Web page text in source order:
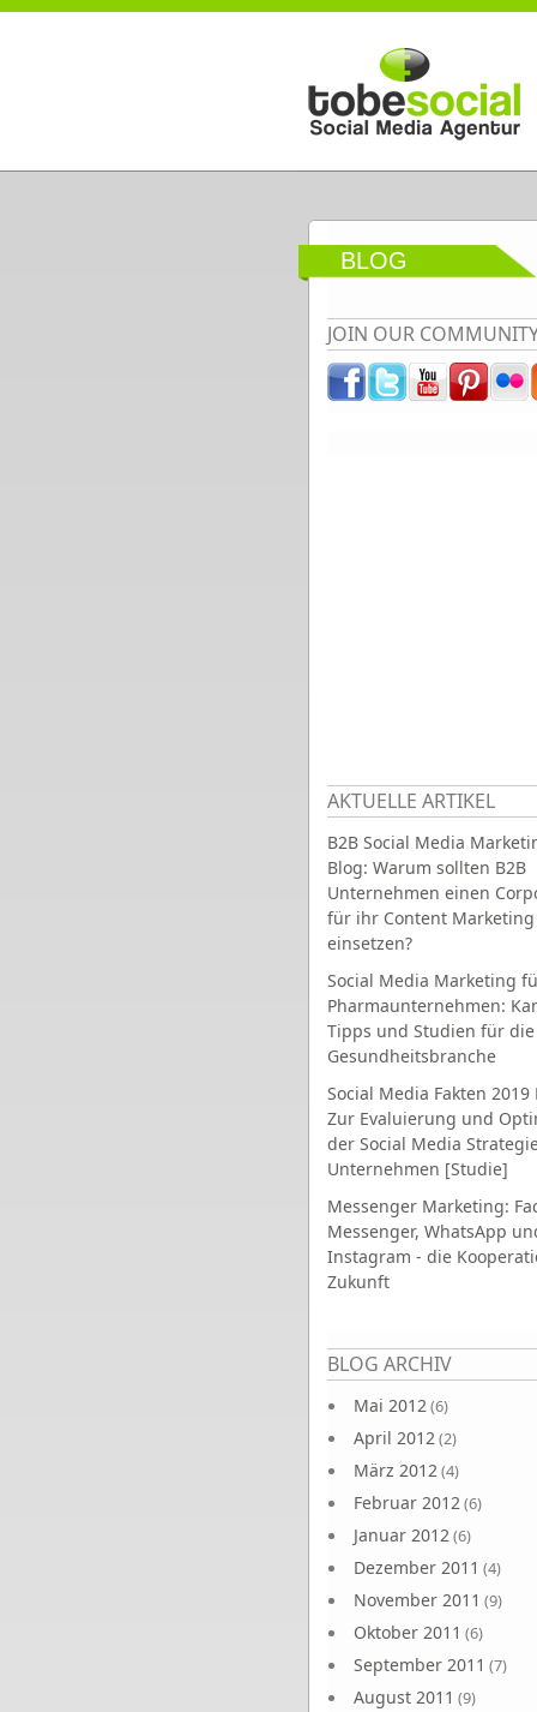
Direkt zum Inhalt
BLOG
JOIN OUR
AKTUELLE ARTIKEL
B2B Social Media
Blog: Warum sollten B2B
Unternehmen einen
für ihr Content Marketing
einsetzen?
Social Media Marketing
Pharmaunternehmen:
Tipps und Studien für die
Gesundheitsbranche
Social Media Fakten 2019
Zur Evaluierung und
der Social Media
Unternehmen [Studie]
Messenger Marketing:
Messenger, WhatsApp
Instagram - die
Zukunft
BLOG ARCHIV
Mai 2012(6)
April 2012(2)
März 2012(4)
Februar 2012(6)
Januar 2012(6)
Dezember 2011 (4)
November 2011 (9)
Oktober 2011 (6)
September 2011 (7)
August 2011 (9)
Seiten